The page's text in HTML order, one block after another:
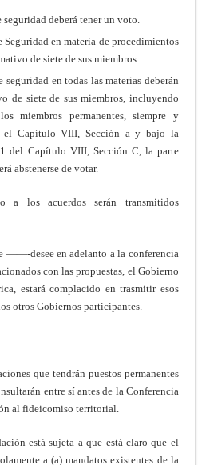
deberá tener un voto.
Seguridad en materia de procedimientos
de siete de sus miembros.
en todas las materias deberán
de siete de sus miembros, incluyendo
miembros permanentes, siempre y
el Capítulo VIII, Sección a y bajo la
del Capítulo VIII, Sección C, la parte
abstenerse de votar.
a los acuerdos serán transmitidos
——-desee en adelanto a la conferencia
con las propuestas, el Gobierno
estará complacido en trasmitir esos
otros Gobiernos participantes.
que tendrán puestos permanentes
entre sí antes de la Conferencia
al fideicomiso territorial.
está sujeta a que está claro que el
a (a) mandatos existentes de la